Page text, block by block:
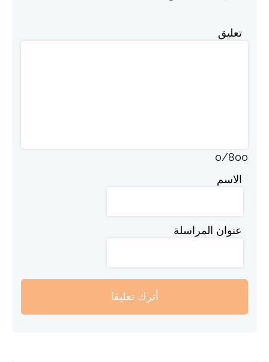
تعليق
0/800
الاسم
عنوان المراسلة
أترك تعليقا